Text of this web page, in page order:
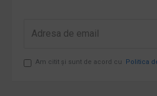
Am citit şi sunt de acord cu Politica